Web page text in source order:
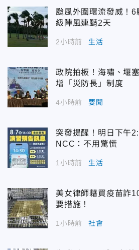
颱風外圍環流發威！
級陣風連颳2天
2小時前 生活
政院拍板！海嘯、堰
增「災防長」制度
4小時前 要聞
突發提醒！明日下午
NCC：不用驚慌
1小時前 生活
美女律師藉買疫苗詐
要措施！
1小時前 社會